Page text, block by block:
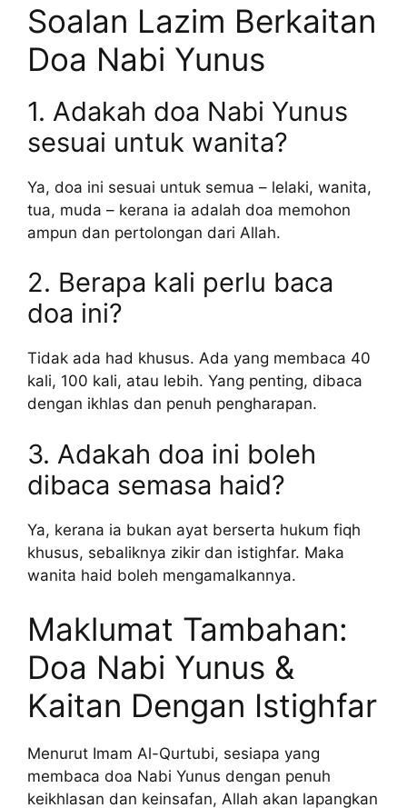
Soalan Lazim Berkaitan
Doa Nabi Yunus
1. Adakah doa Nabi Yunus
sesuai untuk wanita?
Ya, doa ini sesuai untuk semua – lelaki, wanita,
tua, muda – kerana ia adalah doa memohon
ampun dan pertolongan dari Allah.
2. Berapa kali perlu baca
doa ini?
Tidak ada had khusus. Ada yang membaca 40
kali, 100 kali, atau lebih. Yang penting, dibaca
dengan ikhlas dan penuh pengharapan.
3. Adakah doa ini boleh
dibaca semasa haid?
Ya, kerana ia bukan ayat berserta hukum fiqh
khusus, sebaliknya zikir dan istighfar. Maka
wanita haid boleh mengamalkannya.
Maklumat Tambahan:
Doa Nabi Yunus &
Kaitan Dengan Istighfar
Menurut Imam Al-Qurtubi, sesiapa yang
membaca doa Nabi Yunus dengan penuh
keikhlasan dan keinsafan, Allah akan lapangkan